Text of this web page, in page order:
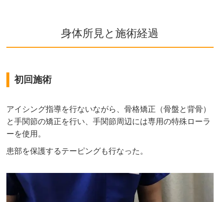
身体所見と施術経過
初回施術
アイシング指導を行ないながら、骨格矯正（骨盤と背骨）
と手関節の矯正を行い、手関節周辺には専用の特殊ローラ
ーを使用。
患部を保護するテーピングも行なった。